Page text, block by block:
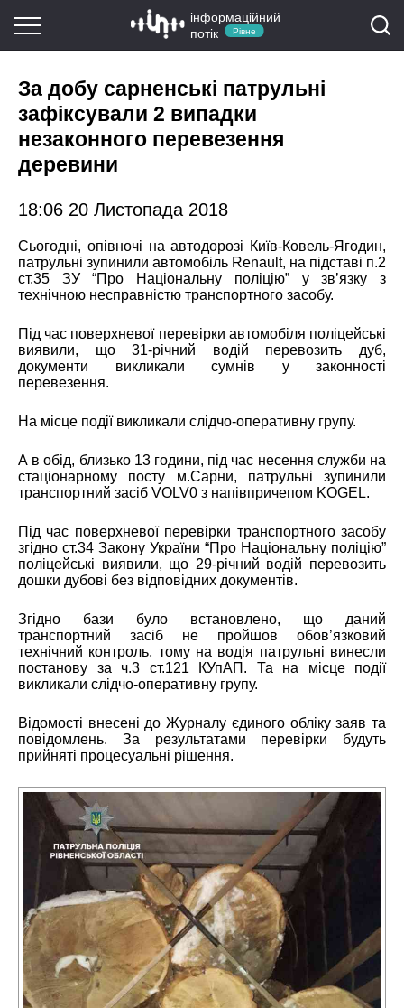
інформаційний
потік
Рівне
За добу сарненські патрульні
зафіксували 2 випадки
незаконного перевезення
деревини
18:06 20 Листопада 2018
Сьогодні, опівночі на автодорозі Київ-Ковель-Ягодин,
патрульні зупинили автомобіль Renault, на підставі п.2
ст.35 ЗУ “Про Національну поліцію” у зв’язку з
технічною несправністю транспортного засобу.
Під час поверхневої перевірки автомобіля поліцейські
виявили, що 31-річний водій перевозить дуб,
документи викликали сумнів у законності
перевезення.
На місце події викликали слідчо-оперативну групу.
А в обід, близько 13 години, під час несення служби на
стаціонарному посту м.Сарни, патрульні зупинили
транспортний засіб VOLV0 з напівпричепом KOGEL.
Під час поверхневої перевірки транспортного засобу
згідно ст.34 Закону України “Про Національну поліцію”
поліцейські виявили, що 29-річний водій перевозить
дошки дубові без відповідних документів.
Згідно бази було встановлено, що даний
транспортний засіб не пройшов обов’язковий
технічний контроль, тому на водія патрульні винесли
постанову за ч.3 ст.121 КУпАП. Та на місце події
викликали слідчо-оперативну групу.
Відомості внесені до Журналу єдиного обліку заяв та
повідомлень. За результатами перевірки будуть
прийняті процесуальні рішення.